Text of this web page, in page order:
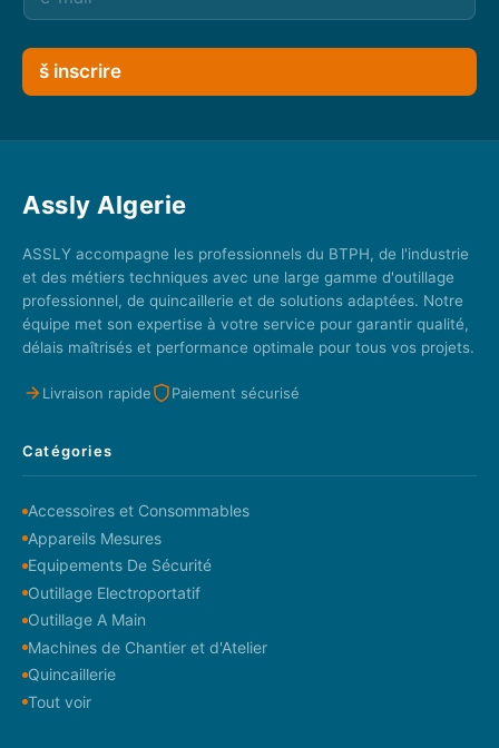
š inscrire
Assly Algerie
ASSLY accompagne les professionnels du BTPH, de l'industrie
et des métiers techniques avec une large gamme d'outillage
professionnel, de quincaillerie et de solutions adaptées. Notre
équipe met son expertise à votre service pour garantir qualité,
délais maîtrisés et performance optimale pour tous vos projets.
Livraison rapide Paiement sécurisé
Catégories
Accessoires et Consommables
Appareils Mesures
Equipements De Sécurité
Outillage Electroportatif
Outillage A Main
Machines de Chantier et d'Atelier
Quincaillerie
Tout voir